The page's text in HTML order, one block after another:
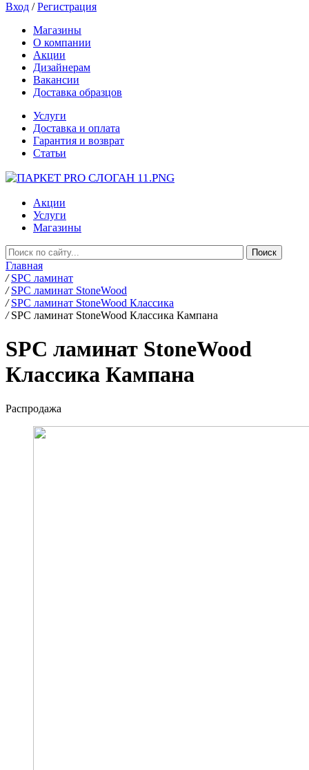
Вход /Регистрация
Магазины
О компании
Акции
Дизайнерам
Вакансии
Доставка образцов
Услуги
Доставка и оплата
Гарантия и возврат
Статьи
Акции
Услуги
Магазины
Главная
/ SPC ламинат
/ SPC ламинат StoneWood
/ SPC ламинат StoneWood Классика
/ SPC ламинат StoneWood Классика Кампана
SPC ламинат StoneWood
Классика Кампана
Распродажа